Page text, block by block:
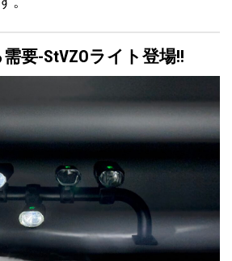
要-StVZOライト登場!!